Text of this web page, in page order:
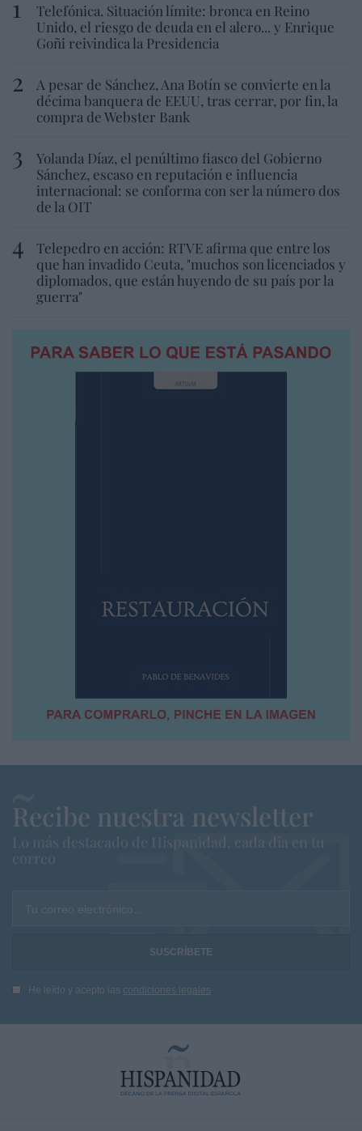
Telefónica. Situación límite: bronca en Reino
Unido, el riesgo de deuda en el alero... y Enrique
Goñi reivindica la Presidencia
A pesar de Sánchez, Ana Botín se convierte en la
décima banquera de EEUU, tras cerrar, por fin, la
compra de Webster Bank
Yolanda Díaz, el penúltimo fiasco del Gobierno
Sánchez, escaso en reputación e influencia
internacional: se conforma con ser la número dos
de la OIT
Telepedro en acción: RTVE afirma que entre los
que han invadido Ceuta, "muchos son licenciados y
diplomados, que están huyendo de su país por la
guerra"
Recibe nuestra newsletter
Lo más destacado de Hispanidad, cada dia en tu
correo
Tu correo electrónico...
He leído y acepto las condiciones legales